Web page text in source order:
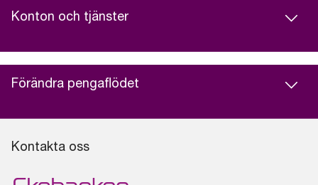
Konton och tjänster
Förändra pengaflödet
Kontakta oss